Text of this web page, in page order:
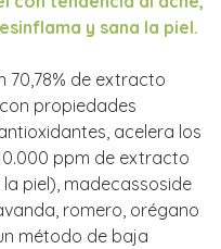
y sana la piel.
70,78% de extracto
propiedades
acelera los
ppm de extracto
piel), madecassoside
romero, orégano
método de baja